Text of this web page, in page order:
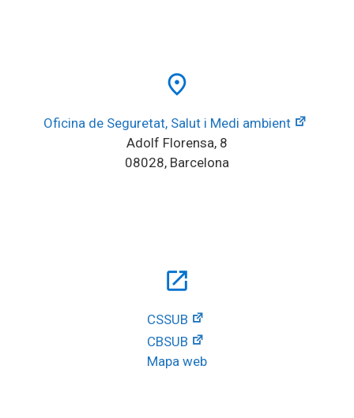
place
Oficina de Seguretat, Salut i Medi ambient
Adolf Florensa, 8
08028, Barcelona
open_in_new
CSSUB
CBSUB
Mapa web